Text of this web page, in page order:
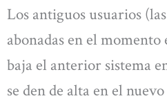
Los antiguos usuarios
abonadas en el momento
baja el anterior sistema
se den de alta en el